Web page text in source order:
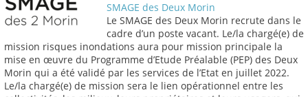
SMAGE des Deux Morin
Le SMAGE des Deux Morin recrute dans le
cadre d’un poste vacant. Le/la chargé(e) de
mission risques inondations aura pour mission principale la
mise en œuvre du Programme d’Etude Préalable (PEP) des Deux
Morin qui a été validé par les services de l’Etat en juillet 2022.
Le/la chargé(e) de mission sera le lien opérationnel entre les